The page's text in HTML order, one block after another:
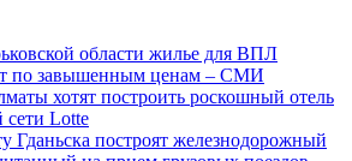
области жилье для ВПЛ
по завышенным ценам – СМИ
хотят построить роскошный отель
Lotte
Гданьска построят железнодорожный